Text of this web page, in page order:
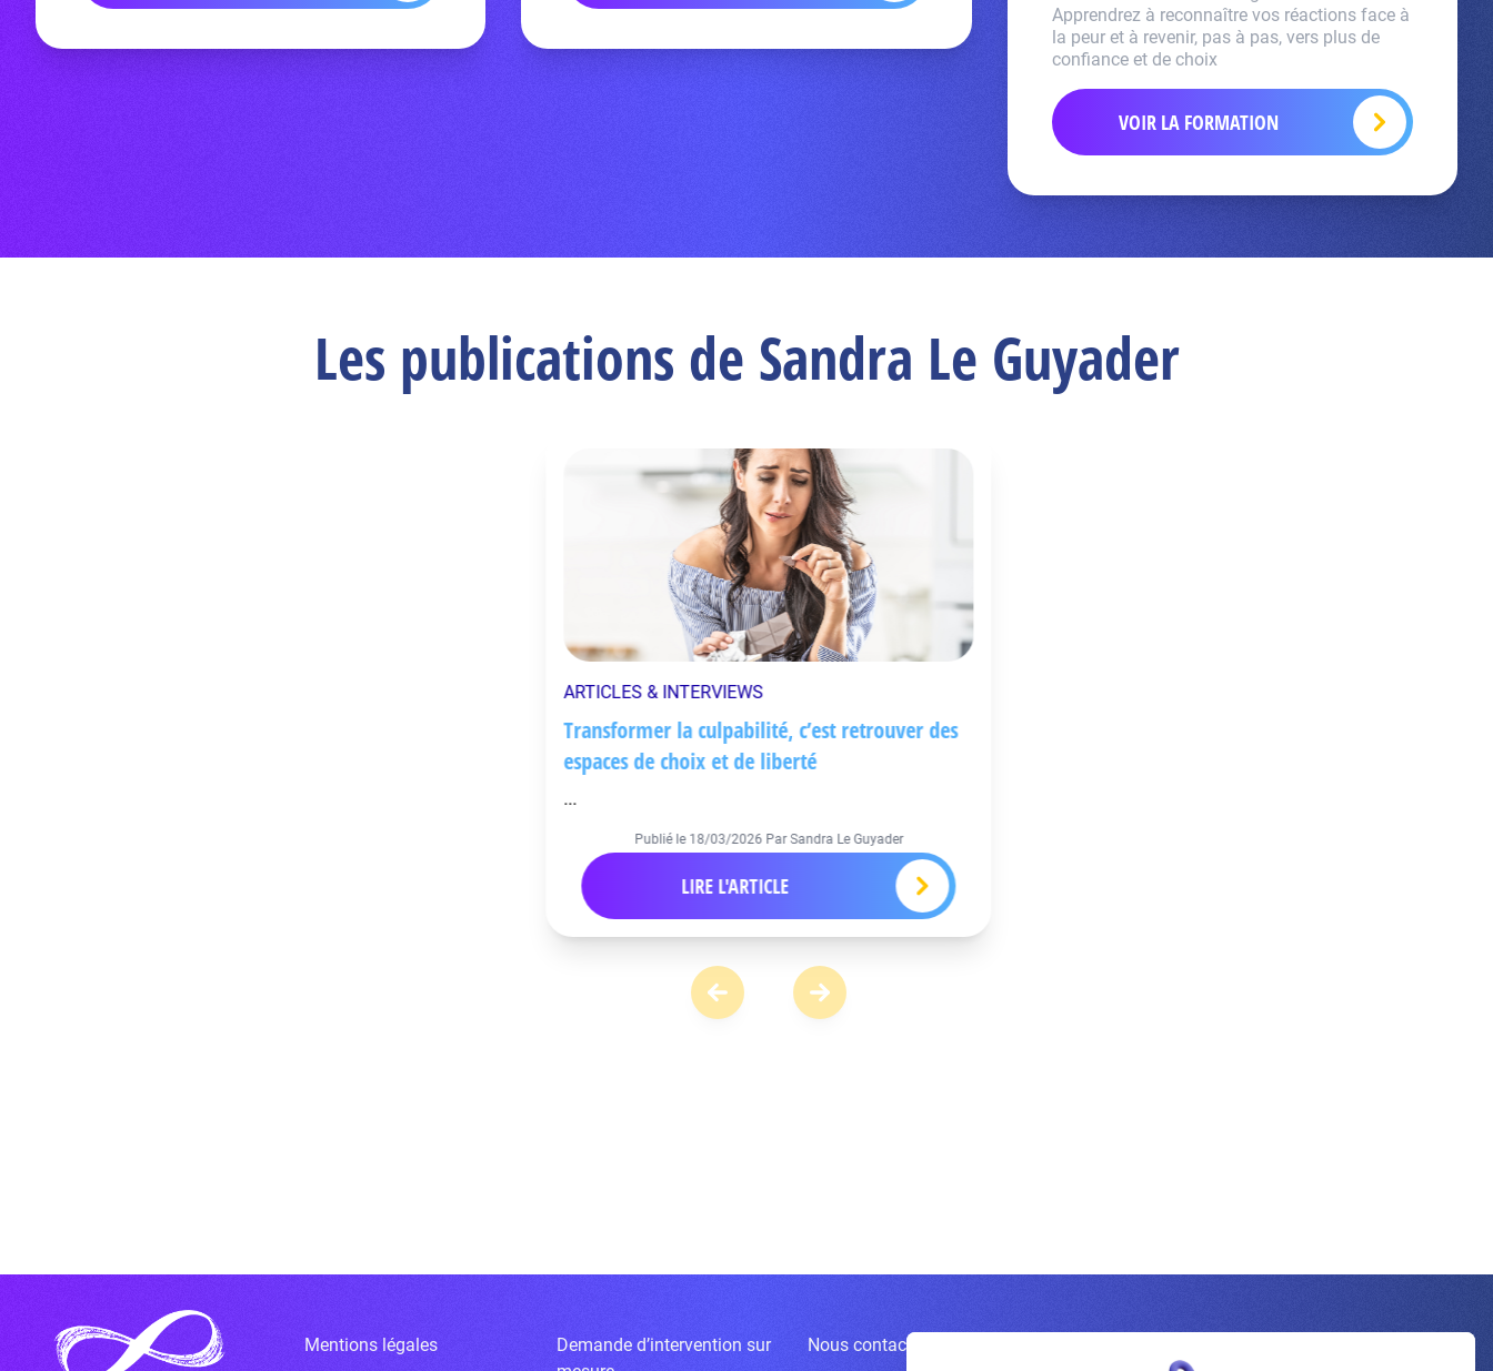
Apprendrez à reconnaître vos réactions face à
la peur et à revenir, pas à pas, vers plus de
confiance et de choix
VOIR LA FORMATION
Les publications de Sandra Le Guyader
ARTICLES & INTERVIEWS
Transformer la culpabilité, c’est retrouver des
espaces de choix et de liberté
...
Publié le 18/03/2026 Par Sandra Le Guyader
LIRE L'ARTICLE
Mentions légales
Demande d’intervention sur
Nous contacter